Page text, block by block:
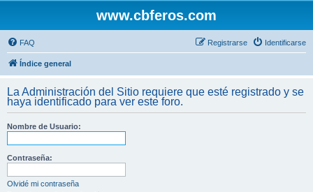
www.cbferos.com
FAQ Identificarse
Registrarse
Índice general
La Administración del Sitio requiere que esté registrado y se
haya identificado para ver este foro.
Nombre de Usuario:
Contraseña:
Olvidé mi contraseña